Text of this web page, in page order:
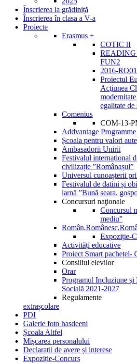
Înscrierea la grădiniță
Înscrierea în clasa a V-a
Proiecte
Erasmus +
COTIC II
FUN2
2016-
Proiectul
Acţiunea
egalitate de
Comenius
COM-13-
Addvantage Programme
Școala pentru valori
Ambasadorii Unirii
Festivalul internațional
civilizație ”Românașul”
Universul cunoașterii
Festivalul de datini și
iarnă ”Bună seara,
Concursuri naţionale
Concursul
mediu”
Expoziție-
Activități educative
Proiect Smart pachețel-
Consiliul elevilor
Orar
Programul Incluziune și
Socială 2021-2027
Regulamente
extrașcolare
PDI
Galerie foto hasdeeni
Școala Altfel
Mișcarea personalului
Declarații de avere și interese
Expoziție-Concurs